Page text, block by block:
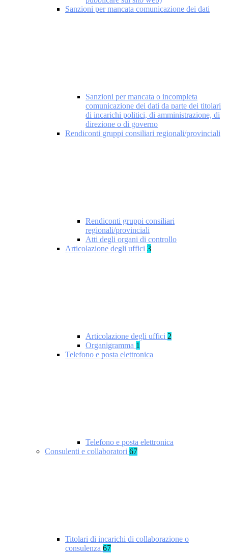
Sanzioni per mancata comunicazione dei dati
Sanzioni per mancata o incompleta
comunicazione dei dati da parte dei titolari
di incarichi politici, di amministrazione, di
direzione o di governo
Rendiconti gruppi consiliari regionali/provinciali
Rendiconti gruppi consiliari
regionali/provinciali
Atti degli organi di controllo
Articolazione degli uffici 3
Articolazione degli uffici 2
Organigramma 1
Telefono e posta elettronica
Telefono e posta elettronica
Consulenti e collaboratori 67
Titolari di incarichi di collaborazione o
consulenza 67